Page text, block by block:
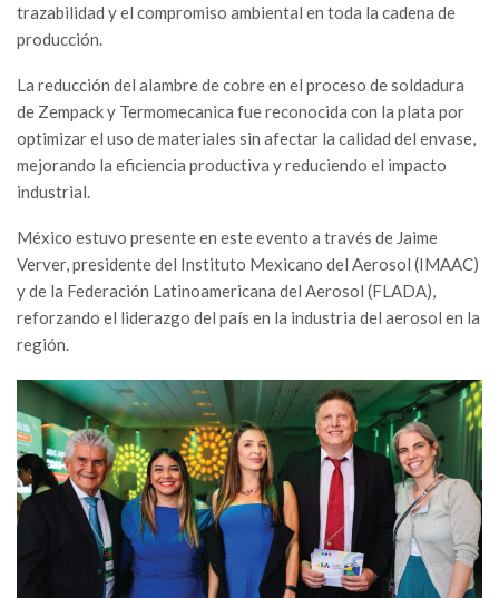
trazabilidad y el compromiso ambiental en toda la cadena de
producción.
La reducción del alambre de cobre en el proceso de soldadura
de Zempack y Termomecanica fue reconocida con la plata por
optimizar el uso de materiales sin afectar la calidad del envase,
mejorando la eficiencia productiva y reduciendo el impacto
industrial.
México estuvo presente en este evento a través de Jaime
Verver, presidente del Instituto Mexicano del Aerosol (IMAAC)
y de la Federación Latinoamericana del Aerosol (FLADA),
reforzando el liderazgo del país en la industria del aerosol en la
región.